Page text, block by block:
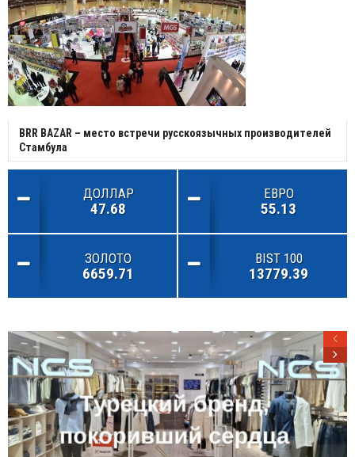
BRR BAZAR – место встречи русскоязычных производителей
Стамбула
ДОЛЛАР
47.68
ЕВРО
55.13
ЗОЛОТО
6659.71
BIST 100
13779.39